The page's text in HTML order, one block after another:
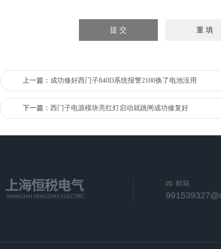
上一篇： 成功修好西门子840D系统报警2100换了电池没用
下一篇： 西门子电源模块亮红灯启动就跳闸成功修复好
邮箱